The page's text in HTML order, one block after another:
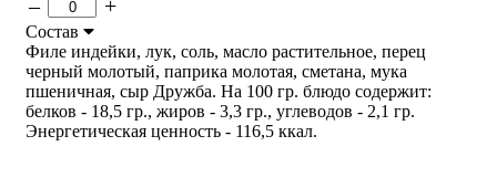
– +
Состав
Филе индейки, лук, соль, масло растительное, перец
черный молотый, паприка молотая, сметана, мука
пшеничная, сыр Дружба. На 100 гр. блюдо содержит:
белков - 18,5 гр., жиров - 3,3 гр., углеводов - 2,1 гр.
Энергетическая ценность - 116,5 ккал.